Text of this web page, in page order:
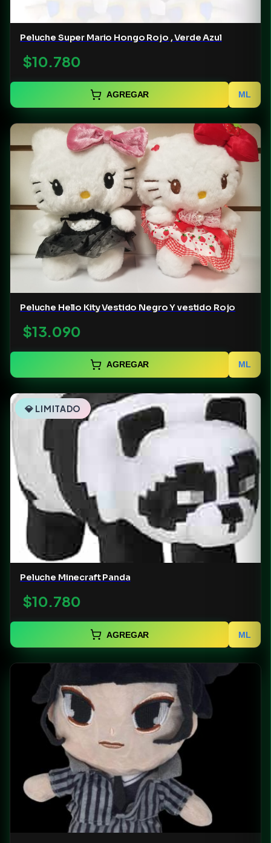
Peluche Super Mario Hongo Rojo , Verde Azul
$10.780
AGREGAR ML
Peluche Hello Kity Vestido Negro Y vestido Rojo
$13.090
AGREGAR ML
💎 LIMITADO
Peluche Minecraft Panda
$10.780
AGREGAR ML